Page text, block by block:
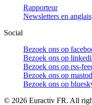
Rapporteur
Newsletters en anglais
Social
Bezoek ons op
Bezoek ons op
Bezoek ons op rss-
Bezoek ons op
Bezoek ons op
© 2026 Euractiv FR. All